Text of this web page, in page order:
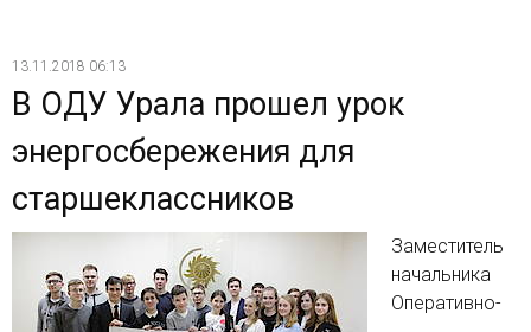
13.11.2018 06:13
В ОДУ Урала прошел урок
энергосбережения для
старшеклассников
Заместитель
начальника
Оперативно-